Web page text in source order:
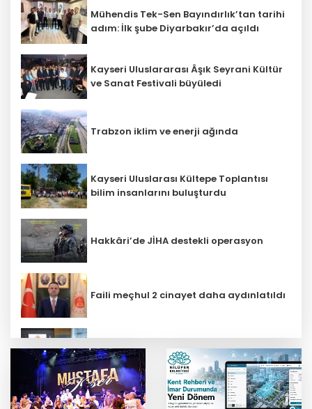
Mühendis Tek-Sen Bayındırlık’tan tarihi
adım: İlk şube Diyarbakır’da açıldı
Kayseri Uluslararası Âşık Seyrani Kültür
ve Sanat Festivali büyüledi
Trabzon iklim ve enerji ağında
Kayseri Uluslarası Kültepe Toplantısı
bilim insanlarını buluşturdu
Hakkâri’de JİHA destekli operasyon
Faili meçhul 2 cinayet daha aydınlatıldı
komisyondan geçti
İbrahim Burkay seçimlerde açık ara